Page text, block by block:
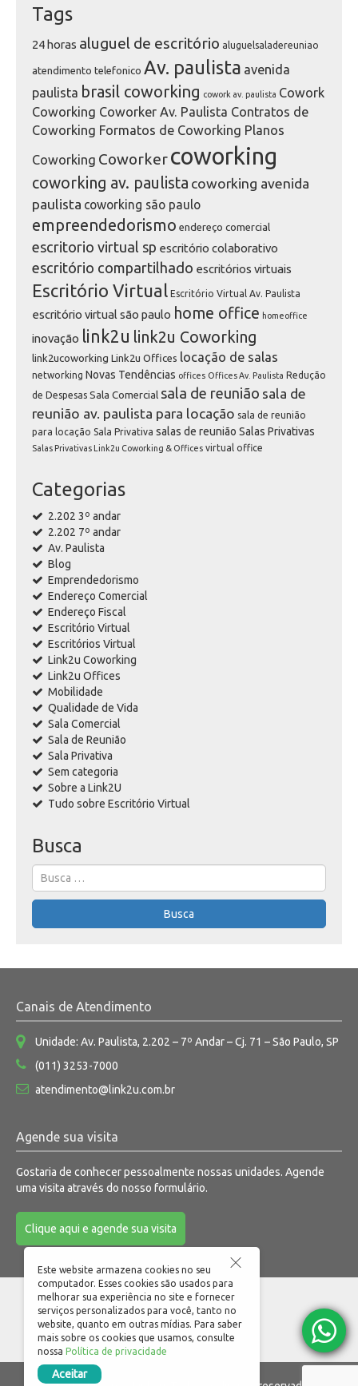
Tags
24 horas aluguel de escritório aluguelsaladereuniao
atendimento telefonico Av. paulista avenida
paulista brasil coworking cowork av. paulista Cowork
Coworking Coworker Av. Paulista Contratos de
Coworking Formatos de Coworking Planos
Coworking Coworkercoworking
coworking av. paulista coworking avenida
paulista coworking são paulo
empreendedorismo endereço comercial
escritorio virtual sp escritório colaborativo
escritório compartilhado escritórios virtuais
Escritório Virtual Escritório Virtual Av. Paulista
escritório virtual são paulo home office homeoffice
inovação link2u link2u Coworking
link2ucoworking Link2u Offices locação de salas
networking Novas Tendências offices Offices Av. Paulista Redução
de Despesas Sala Comercial sala de reunião sala de
reunião av. paulista para locação sala de reunião
para locação Sala Privativa salas de reunião Salas Privativas
Salas Privativas Link2u Coworking & Offices virtual office
Categorias
2.202 3º andar
2.202 7º andar
Av. Paulista
Blog
Emprendedorismo
Endereço Comercial
Endereço Fiscal
Escritório Virtual
Escritórios Virtual
Link2u Coworking
Link2u Offices
Mobilidade
Qualidade de Vida
Sala Comercial
Sala de Reunião
Sala Privativa
Sem categoria
Sobre a Link2U
Tudo sobre Escritório Virtual
Busca
Search
for:
Busca
Canais de Atendimento
Unidade: Av. Paulista, 2.202 – 7º Andar – Cj. 71 – São Paulo, SP
(011) 3253-7000
atendimento@link2u.com.br
Agende sua visita
Gostaria de conhecer pessoalmente nossas unidades. Agende
uma visita através do nosso formulário.
Clique aqui e agende sua visita
Este website armazena cookies no seu
computador. Esses cookies são usados para
melhorar sua experiência no site e fornecer
serviços personalizados para você, tanto no
website, quanto em outras mídias. Para saber
mais sobre os cookies que usamos, consulte
nossa Política de privacidade
Aceitar